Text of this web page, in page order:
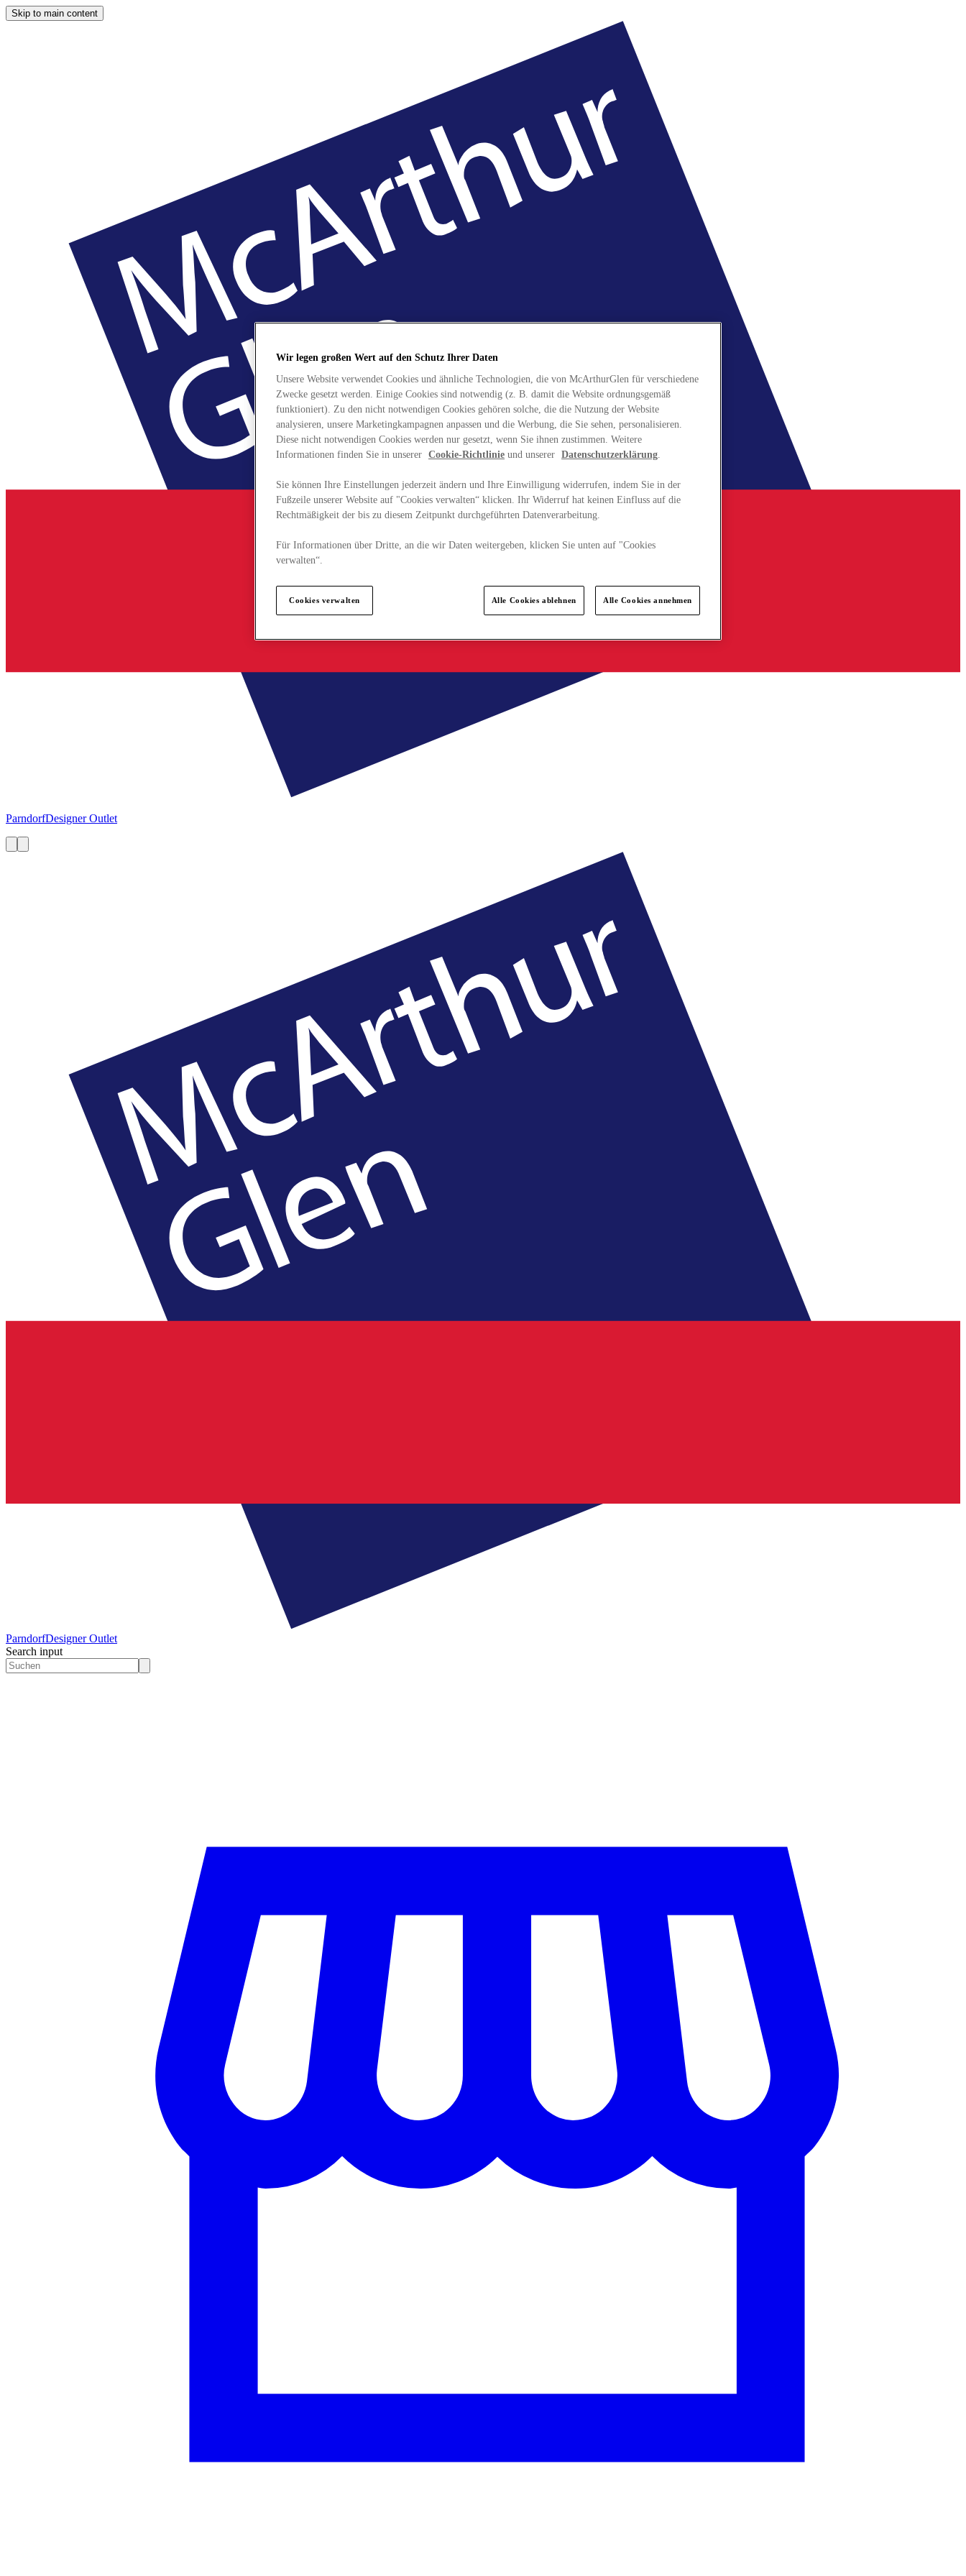
Skip to main content
ParndorfDesigner Outlet
ParndorfDesigner Outlet
Search input
Wir legen großen Wert auf den Schutz Ihrer Daten
Unsere Website verwendet Cookies und ähnliche Technologien, die von McArthurGlen für verschiedene
Zwecke gesetzt werden. Einige Cookies sind notwendig (z. B. damit die Website ordnungsgemäß
funktioniert). Zu den nicht notwendigen Cookies gehören solche, die die Nutzung der Website
analysieren, unsere Marketingkampagnen anpassen und die Werbung, die Sie sehen, personalisieren.
Diese nicht notwendigen Cookies werden nur gesetzt, wenn Sie ihnen zustimmen. Weitere
Informationen finden Sie in unserer Cookie-Richtlinie und unserer Datenschutzerklärung.
Sie können Ihre Einstellungen jederzeit ändern und Ihre Einwilligung widerrufen, indem Sie in der
Fußzeile unserer Website auf "Cookies verwalten“ klicken. Ihr Widerruf hat keinen Einfluss auf die
Rechtmäßigkeit der bis zu diesem Zeitpunkt durchgeführten Datenverarbeitung.
Für Informationen über Dritte, an die wir Daten weitergeben, klicken Sie unten auf "Cookies
verwalten“.
Cookies verwalten Alle Cookies ablehnen Alle Cookies annehmen